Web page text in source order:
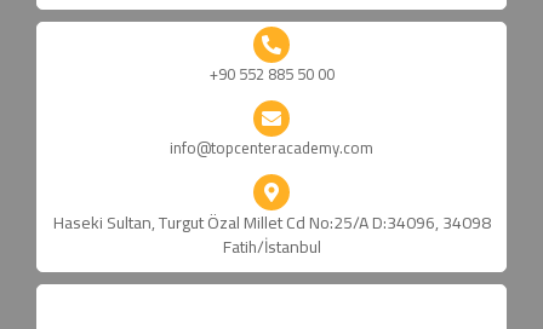
+90 552 885 50 00
info@topcenteracademy.com
Haseki Sultan, Turgut Özal Millet Cd No:25/A D:34096, 34098
Fatih/İstanbul